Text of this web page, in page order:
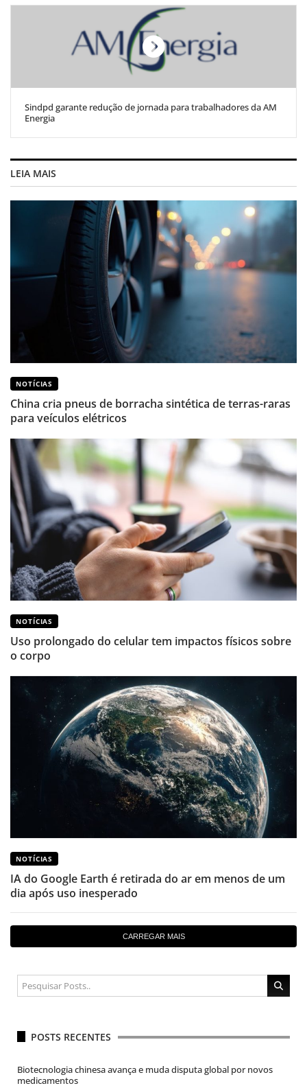
Sindpd garante redução de jornada para trabalhadores da AM
Energia
LEIA MAIS
NOTÍCIAS
China cria pneus de borracha sintética de terras-raras
para veículos elétricos
NOTÍCIAS
Uso prolongado do celular tem impactos físicos sobre
o corpo
NOTÍCIAS
IA do Google Earth é retirada do ar em menos de um
dia após uso inesperado
CARREGAR MAIS
POSTS RECENTES
Biotecnologia chinesa avança e muda disputa global por novos
medicamentos